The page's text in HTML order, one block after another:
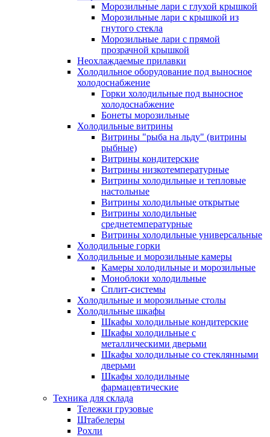
Морозильные лари с глухой крышкой
Морозильные лари с крышкой из
гнутого стекла
Морозильные лари с прямой
прозрачной крышкой
Неохлаждаемые прилавки
Холодильное оборудование под выносное
холодоснабжение
Горки холодильные под выносное
холодоснабжение
Бонеты морозильные
Холодильные витрины
Витрины "рыба на льду" (витрины
рыбные)
Витрины кондитерские
Витрины низкотемпературные
Витрины холодильные и тепловые
настольные
Витрины холодильные открытые
Витрины холодильные
среднетемпературные
Витрины холодильные универсальные
Холодильные горки
Холодильные и морозильные камеры
Камеры холодильные и морозильные
Моноблоки холодильные
Сплит-системы
Холодильные и морозильные столы
Холодильные шкафы
Шкафы холодильные кондитерские
Шкафы холодильные с
металлическими дверьми
Шкафы холодильные со стеклянными
дверьми
Шкафы холодильные
фармацевтические
Техника для склада
Тележки грузовые
Штабелеры
Рохли